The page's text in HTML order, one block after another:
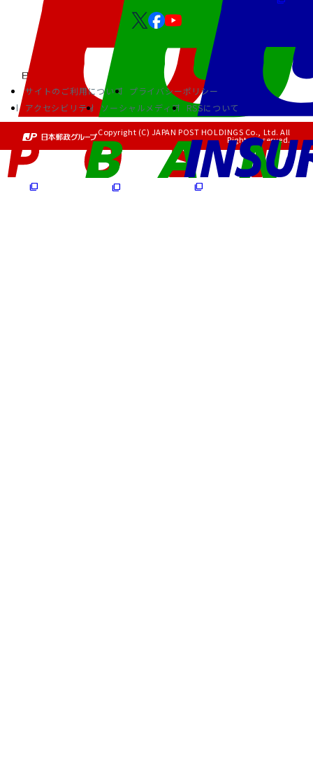
サイトのご利用について
プライバシーポリシー
アクセシビリティ
ソーシャルメディア RSSについて
Copyright (C) JAPAN POST HOLDINGS Co., Ltd. All
Rights Reserved.